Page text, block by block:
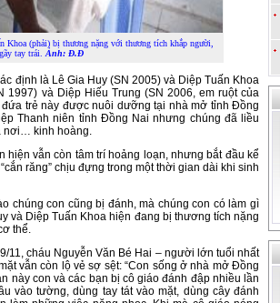
Khoa (phải) bị thương nặng với thương tích khắp người,
gãy tay trái. Ảnh: Đ.Đ
định là Lê Gia Huy (SN 2005) và Diệp Tuấn Khoa
1997) và Diệp Hiếu Trung (SN 2006, em ruột của
trẻ này được nuôi dưỡng tại nhà mở tỉnh Đồng
Thanh niên tỉnh Đồng Nai nhưng chúng đã liều
nơi… kinh hoàng.
vẫn còn tâm trí hoảng loạn, nhưng bắt đầu kể
răng” chịu đựng trong một thời gian dài khi sinh
chúng con cũng bị đánh, mà chúng con có làm gì
và Diệp Tuấn Khoa hiện đang bị thương tích nặng
thể.
11, cháu Nguyễn Văn Bé Hai – người lớn tuổi nhất
vẫn còn lộ vẻ sợ sệt: “Con sống ở nhà mở Đồng
này con và các bạn bị cô giáo đánh đập nhiều lần
vào tường, dùng tay tát vào mặt, dùng cây đánh